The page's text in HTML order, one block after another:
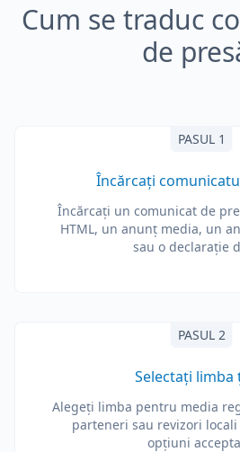
Cum se traduc
de
PASUL 1
Încărcați
Încărcați un comunicat de
HTML, un anunț media, un
sau o declarație
PASUL 2
Selectați limba
Alegeți limba pentru media
parteneri sau revizori locali
opțiuni